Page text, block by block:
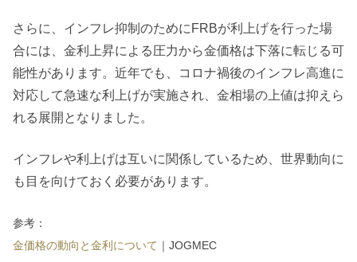
さらに、インフレ抑制のためにFRBが利上げを行った場
合には、金利上昇による圧力から金価格は下落に転じる可
能性があります。近年でも、コロナ禍後のインフレ高進に
対応して急速な利上げが実施され、金相場の上値は抑えら
れる展開となりました。
インフレや利上げは互いに関係しているため、世界動向に
も目を向けておく必要があります。
参考：
金価格の動向と金利について ｜JOGMEC